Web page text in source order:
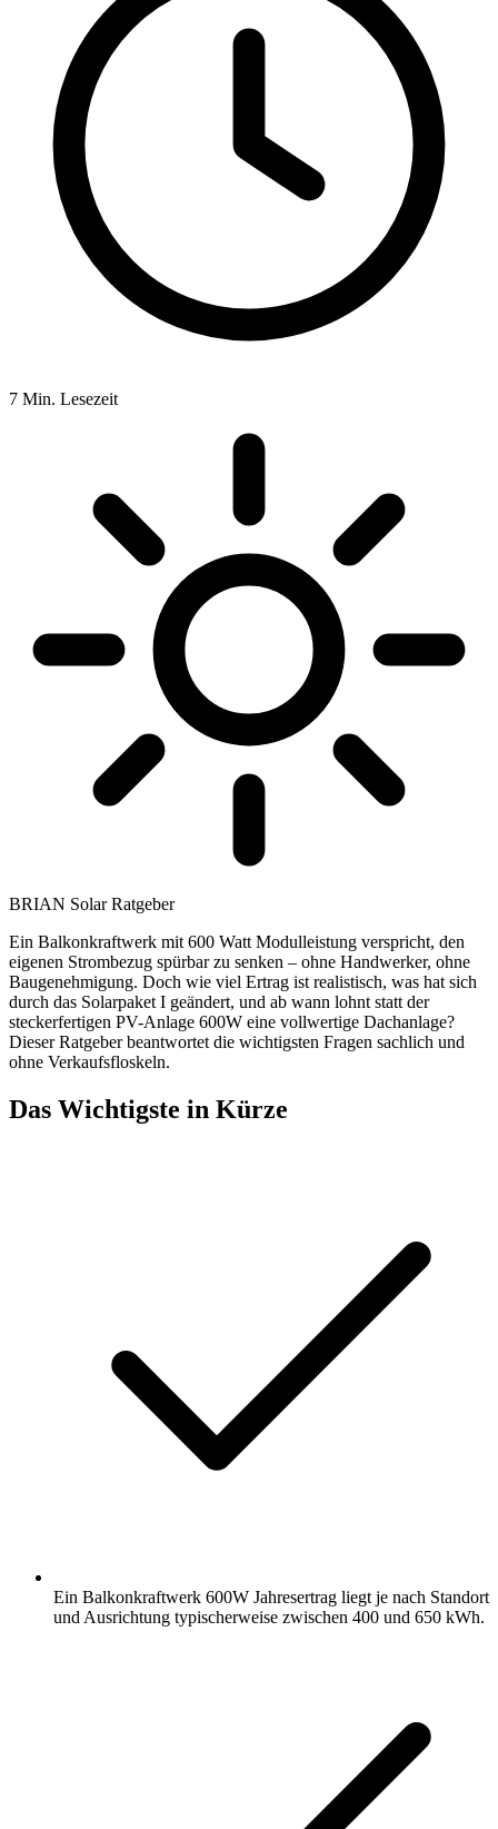
7 Min. Lesezeit
BRIAN Solar Ratgeber
Ein Balkonkraftwerk mit 600 Watt Modulleistung verspricht, den
eigenen Strombezug spürbar zu senken – ohne Handwerker, ohne
Baugenehmigung. Doch wie viel Ertrag ist realistisch, was hat sich
durch das Solarpaket I geändert, und ab wann lohnt statt der
steckerfertigen PV-Anlage 600W eine vollwertige Dachanlage?
Dieser Ratgeber beantwortet die wichtigsten Fragen sachlich und
ohne Verkaufsfloskeln.
Das Wichtigste in Kürze
Ein Balkonkraftwerk 600W Jahresertrag liegt je nach Standort
und Ausrichtung typischerweise zwischen 400 und 650 kWh.